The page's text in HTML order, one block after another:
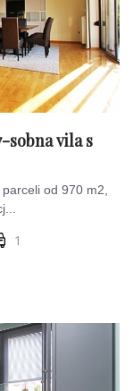
sobna vila s
od 970 m2,
1